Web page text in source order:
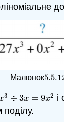
Малюнок5.5.
5.5.
3 ÷ 3x = 9x2
x3 ÷3x= 9x 2
і
поділу.